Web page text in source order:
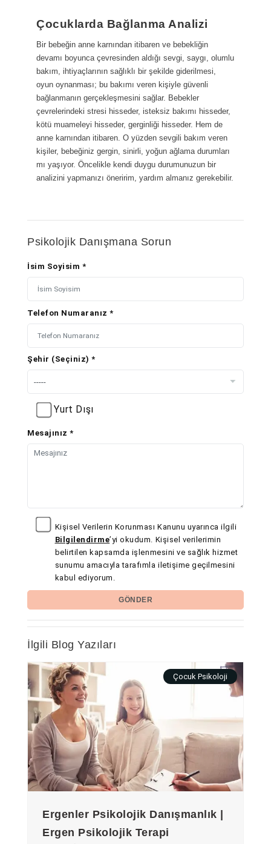
Çocuklarda Bağlanma Analizi
Bir bebeğin anne karnından itibaren ve bebekliğin
devamı boyunca çevresinden aldığı sevgi, saygı, olumlu
bakım, ihtiyaçlarının sağlıklı bir şekilde giderilmesi,
oyun oynanması; bu bakımı veren kişiyle güvenli
bağlanmanın gerçekleşmesini sağlar. Bebekler
çevrelerindeki stresi hisseder, isteksiz bakımı hisseder,
kötü muameleyi hisseder, gerginliği hisseder. Hem de
anne karnından itibaren. O yüzden sevgili bakım veren
kişiler, bebeğiniz gergin, sinirli, yoğun ağlama durumları
mı yaşıyor. Öncelikle kendi duygu durumunuzun bir
analizini yapmanızı öneririm, yardım almanız gerekebilir.
Psikolojik Danışmana Sorun
İsim Soyisim *
Telefon Numaranız *
Şehir (Seçiniz) *
Yurt Dışı
Mesajınız *
Kişisel Verilerin Korunması Kanunu uyarınca ilgili
Bilgilendirme’yi okudum. Kişisel verilerimin
belirtilen kapsamda işlenmesini ve sağlık hizmet
sunumu amacıyla tarafımla iletişime geçilmesini
kabul ediyorum.
GÖNDER
İlgili Blog Yazıları
Çocuk Psikoloji
Ergenler Psikolojik Danışmanlık |
Ergen Psikolojik Terapi